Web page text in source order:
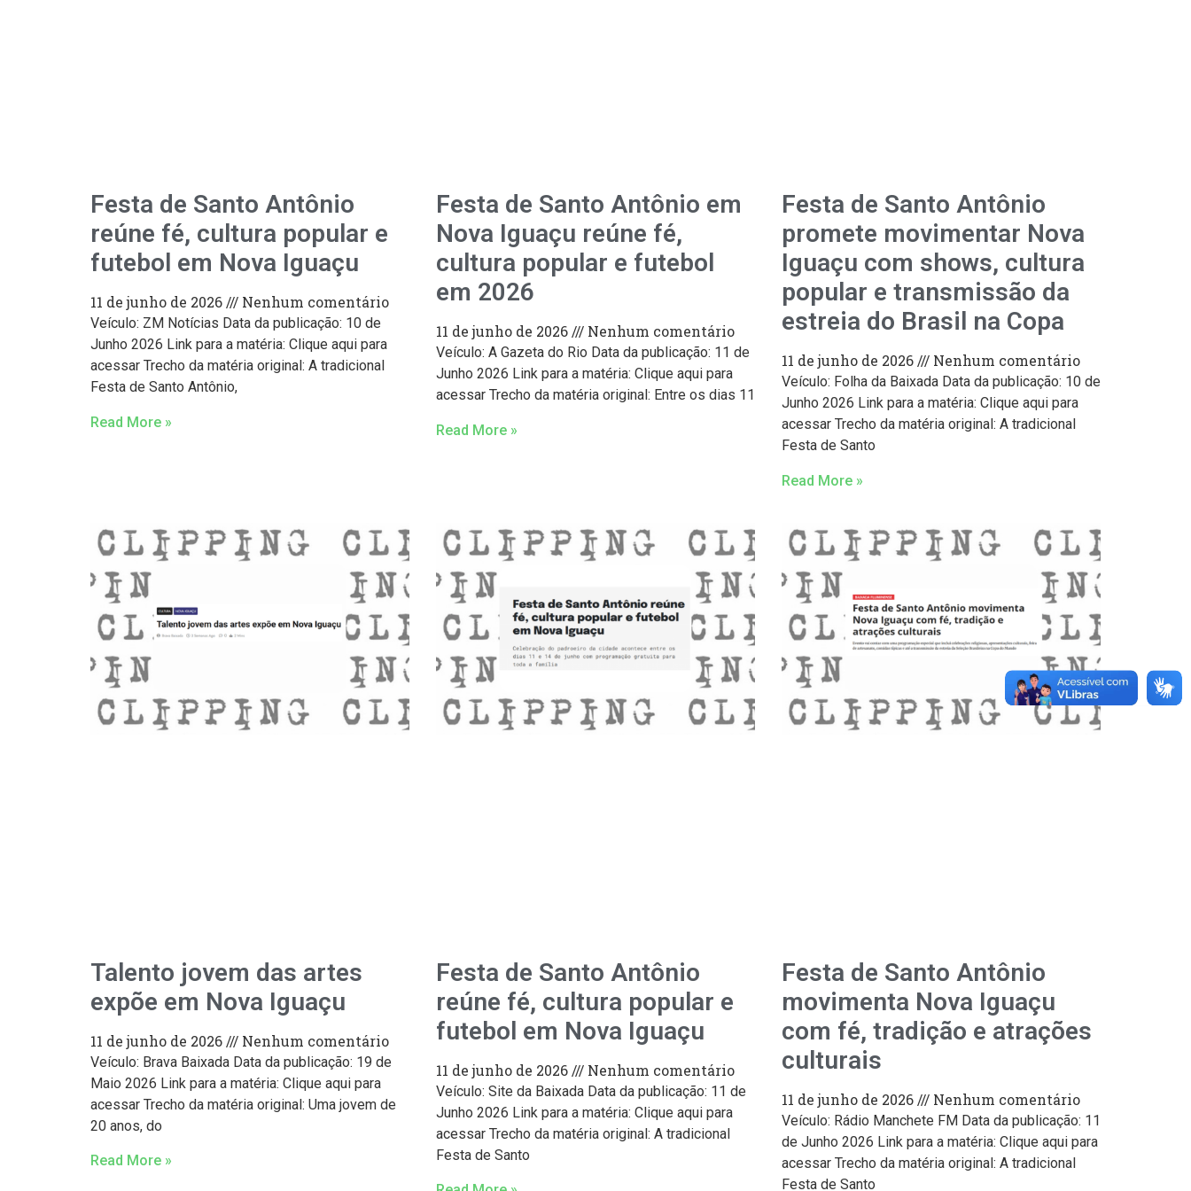
Festa de Santo Antônio
reúne fé, cultura popular e
futebol em Nova Iguaçu
11 de junho de 2026 Nenhum comentário
Veículo: ZM Notícias Data da publicação: 10 de
Junho 2026 Link para a matéria: Clique aqui para
acessar Trecho da matéria original: A tradicional
Festa de Santo Antônio,
Read More »
Festa de Santo Antônio em
Nova Iguaçu reúne fé,
cultura popular e futebol
em 2026
11 de junho de 2026 Nenhum comentário
Veículo: A Gazeta do Rio Data da publicação: 11 de
Junho 2026 Link para a matéria: Clique aqui para
acessar Trecho da matéria original: Entre os dias 11
Read More »
Festa de Santo Antônio
promete movimentar Nova
Iguaçu com shows, cultura
popular e transmissão da
estreia do Brasil na Copa
11 de junho de 2026 Nenhum comentário
Veículo: Folha da Baixada Data da publicação: 10 de
Junho 2026 Link para a matéria: Clique aqui para
acessar Trecho da matéria original: A tradicional
Festa de Santo
Read More »
Talento jovem das artes
expõe em Nova Iguaçu
11 de junho de 2026 Nenhum comentário
Veículo: Brava Baixada Data da publicação: 19 de
Maio 2026 Link para a matéria: Clique aqui para
acessar Trecho da matéria original: Uma jovem de
20 anos, do
Read More »
Festa de Santo Antônio
reúne fé, cultura popular e
futebol em Nova Iguaçu
11 de junho de 2026 Nenhum comentário
Veículo: Site da Baixada Data da publicação: 11 de
Junho 2026 Link para a matéria: Clique aqui para
acessar Trecho da matéria original: A tradicional
Festa de Santo
Festa de Santo Antônio
movimenta Nova Iguaçu
com fé, tradição e atrações
culturais
11 de junho de 2026 Nenhum comentário
Veículo: Rádio Manchete FM Data da publicação: 11
de Junho 2026 Link para a matéria: Clique aqui para
acessar Trecho da matéria original: A tradicional
Festa de Santo